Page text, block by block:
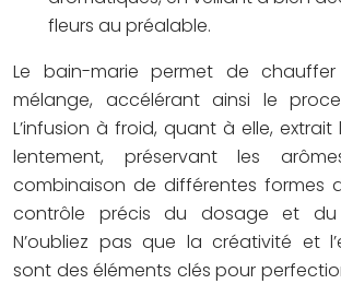
fleurs au préalable.
Le bain-marie permet de
mélange, accélérant ainsi le
L’infusion à froid, quant à elle, extrait
lentement, préservant les
combinaison de différentes formes
contrôle précis du dosage et du
N’oubliez pas que la créativité et
sont des éléments clés pour